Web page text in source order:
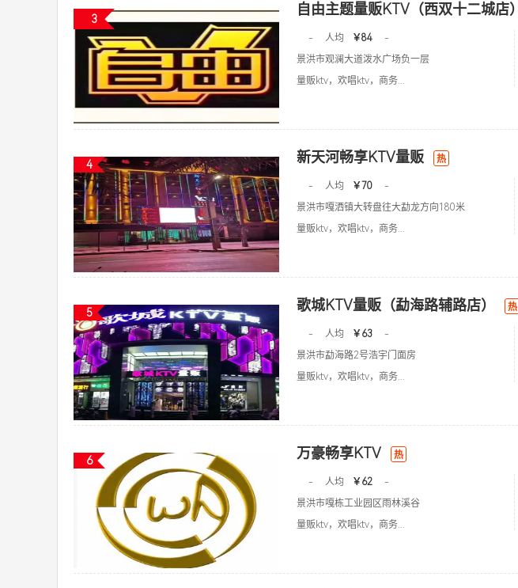
3
自由主题量贩KTV（西双十二城店）
- 人均 ￥84
-
景洪市观澜大道泼水广场负一层
量贩ktv，欢唱ktv，商务...
4 新天河畅享KTV量贩 热
- 人均 ￥70
-
景洪市嘎洒镇大转盘往大勐龙方向180米
量贩ktv，欢唱ktv，商务...
5 歌城KTV量贩（勐海路辅路店） 热
- 人均 ￥63
-
景洪市勐海路2号浩宇门面房
量贩ktv，欢唱ktv，商务...
6 万豪畅享KTV 热
- 人均 ￥62
-
景洪市嘎栋工业园区雨林溪谷
量贩ktv，欢唱ktv，商务...